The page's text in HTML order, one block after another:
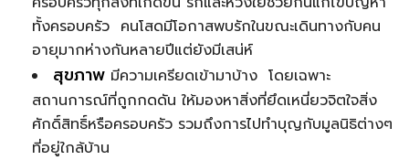
ทั้งครอบครัว คนโสดมีโอกาสพบรักในขณะเดินทางกับคน
อายุมากห่างกันหลายปีแต่ยังมีเสน่ห์
สุขภาพ มีความเครียดเข้ามาบ้าง โดยเฉพาะ
สถานการณ์ที่ถูกกดดัน ให้มองหาสิ่งที่ยึดเหนี่ยวจิตใจสิ่ง
ศักดิ์สิทธิ์หรือครอบครัว รวมถึงการไปทำบุญกับมูลนิธิต่างๆ
ที่อยู่ใกล้บ้าน